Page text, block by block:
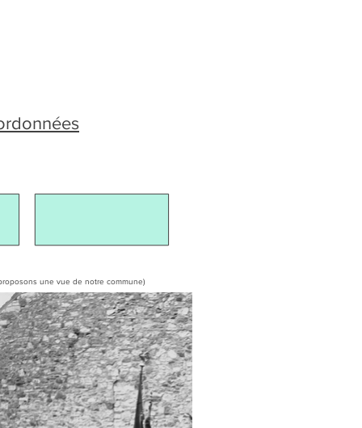
une vue de notre commune)